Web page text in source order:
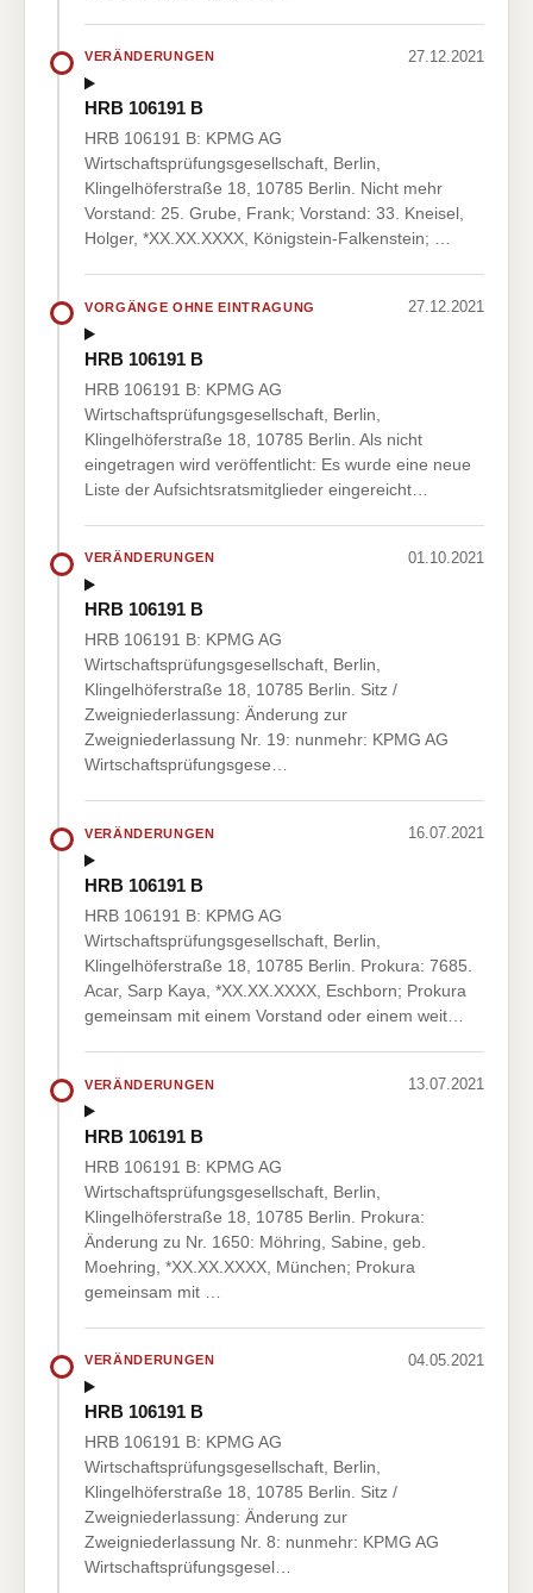
VERÄNDERUNGEN 27.12.2021
HRB 106191 B
HRB 106191 B: KPMG AG
Wirtschaftsprüfungsgesellschaft, Berlin,
Klingelhöferstraße 18, 10785 Berlin. Nicht mehr
Vorstand: 25. Grube, Frank; Vorstand: 33. Kneisel,
Holger, *XX.XX.XXXX, Königstein-Falkenstein; …
VORGÄNGE OHNE EINTRAGUNG 27.12.2021
HRB 106191 B
HRB 106191 B: KPMG AG
Wirtschaftsprüfungsgesellschaft, Berlin,
Klingelhöferstraße 18, 10785 Berlin. Als nicht
eingetragen wird veröffentlicht: Es wurde eine neue
Liste der Aufsichtsratsmitglieder eingereicht…
VERÄNDERUNGEN 01.10.2021
HRB 106191 B
HRB 106191 B: KPMG AG
Wirtschaftsprüfungsgesellschaft, Berlin,
Klingelhöferstraße 18, 10785 Berlin. Sitz /
Zweigniederlassung: Änderung zur
Zweigniederlassung Nr. 19: nunmehr: KPMG AG
Wirtschaftsprüfungsgese…
VERÄNDERUNGEN 16.07.2021
HRB 106191 B
HRB 106191 B: KPMG AG
Wirtschaftsprüfungsgesellschaft, Berlin,
Klingelhöferstraße 18, 10785 Berlin. Prokura: 7685.
Acar, Sarp Kaya, *XX.XX.XXXX, Eschborn; Prokura
gemeinsam mit einem Vorstand oder einem weit…
VERÄNDERUNGEN 13.07.2021
HRB 106191 B
HRB 106191 B: KPMG AG
Wirtschaftsprüfungsgesellschaft, Berlin,
Klingelhöferstraße 18, 10785 Berlin. Prokura:
Änderung zu Nr. 1650: Möhring, Sabine, geb.
Moehring, *XX.XX.XXXX, München; Prokura
gemeinsam mit …
VERÄNDERUNGEN 04.05.2021
HRB 106191 B
HRB 106191 B: KPMG AG
Wirtschaftsprüfungsgesellschaft, Berlin,
Klingelhöferstraße 18, 10785 Berlin. Sitz /
Zweigniederlassung: Änderung zur
Zweigniederlassung Nr. 8: nunmehr: KPMG AG
Wirtschaftsprüfungsgesel…